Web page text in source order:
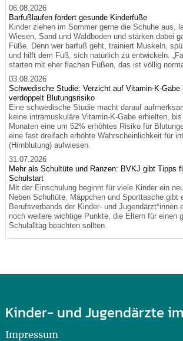
06.08.2026
Barfußlaufen fördert gesunde Kinderfüße
Kinder ziehen im Sommer gerne die Schuhe aus,
Wiesen, Sand und Waldboden und stärken dabei
Füße. Denn wer barfuß geht, trainiert Muskeln,
und hilft dem Fuß, sich natürlich zu entwickeln.
starten mit eher flachen Füßen, das ist völlig
03.08.2026
Schwedische Studie: Verzicht auf Vitamin-K-Gabe
verdoppelt Blutungsrisiko
Eine schwedische Studie macht darauf
keine intramuskuläre Vitamin-K-Gabe erhielten,
Monaten eine um 52% erhöhtes Risiko für
eine fast dreifach erhöhte Wahrscheinlichkeit für
(Hirnblutung) aufwiesen.
31.07.2026
Mehr als Schultüte und Ranzen: BVKJ gibt Tipps
Schulstart
Mit der Einschulung beginnt für viele Kinder ein
Neben Schultüte, Mäppchen und Sporttasche gibt
Berufsverbands der Kinder- und Jugendärzt*innen
noch weitere wichtige Punkte, die Eltern für einen
Schulalltag beachten sollten.
Kinder- und Jugendärzte
Impressum